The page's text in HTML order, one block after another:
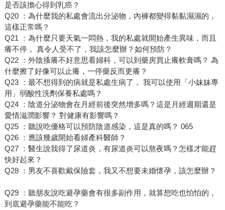
是否該擔心得到乳癌？
Q20 ：為什麼我的私處會流出分泌物，內褲都變得黏黏濕濕的，
這樣正常嗎？
Q21 ：為什麼只要天氣一悶熱，我的私處就開始產生異味，而且
癢不停， 真令人受不了，我該怎麼辦？如何預防？
Q22 ：外陰搔癢不好意思看婦科，可以到藥房買止癢軟膏嗎？ 為
什麼擦了好像可以止癢，一停藥反而更癢？
Q23 ：最不想得到的病就是私處生病了， 我可以使用「小妹妹專
用」弱酸性洗劑保養私處嗎？
Q24 ：陰道分泌物會在月經前後突然增多嗎？這是月經週期還是
愛情滋潤影響？ 對健康有影響嗎？
Q25 ：聽說吃優格可以預防陰道感染，這是真的嗎？ 065
Q26 ：應該幾歲開始看婦產科醫師？
Q27 ：醫生說我得了尿道炎，有尿道炎可以熬夜嗎？怎樣才能趕
快好起來？
Q28 ：男友不喜歡戴保險套，我又不想要未婚懷孕，該怎麼辦？
Q29 ：聽朋友說吃避孕藥會有很多副作用，就算想吃也怕怕的，
到底避孕藥能不能吃？